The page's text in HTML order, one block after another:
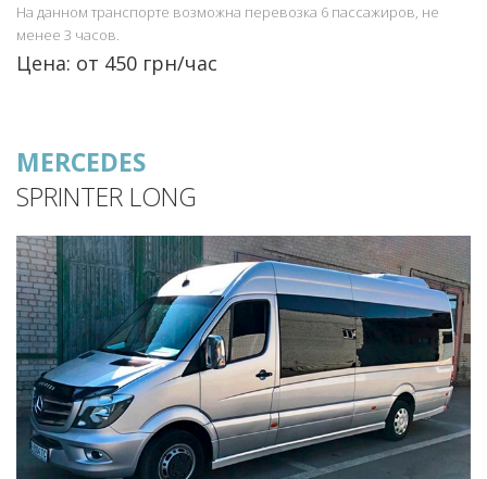
На данном транспорте возможна перевозка 6 пассажиров, не
менее 3 часов.
Цена: от 450 грн/час
MERCEDES
SPRINTER LONG